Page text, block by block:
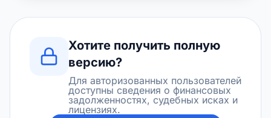
Хотите получить полную
версию?
Для авторизованных пользователей
доступны сведения о финансовых
задолженностях, судебных исках и
лицензиях.